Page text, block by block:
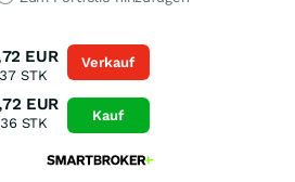
EUR
STK
EUR
STK
Verkauf
Kauf